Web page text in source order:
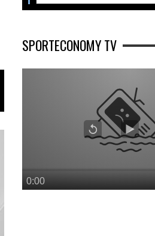
SPORTECONOMY TV